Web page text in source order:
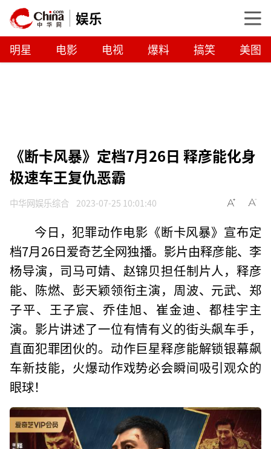
娱乐
明星 电影 电视 爆料 搞笑 美图
《断卡风暴》定档7月26日 释彦能化身
极速车王复仇恶霸
中华网娱乐综合 2023-07-25 10:01:40
今日，犯罪动作电影《断卡风暴》宣布定
档7月26日爱奇艺全网独播。影片由释彦能、李
杨导演，司马可婧、赵锦贝担任制片人，释彦
能、陈燃、彭天颖领衔主演，周波、元武、郑
子平、王子宸、乔佳旭、崔金迪、都桂宇主
演。影片讲述了一位有情有义的街头飙车手，
直面犯罪团伙的。动作巨星释彦能解锁银幕飙
车新技能，火爆动作戏势必会瞬间吸引观众的
眼球！